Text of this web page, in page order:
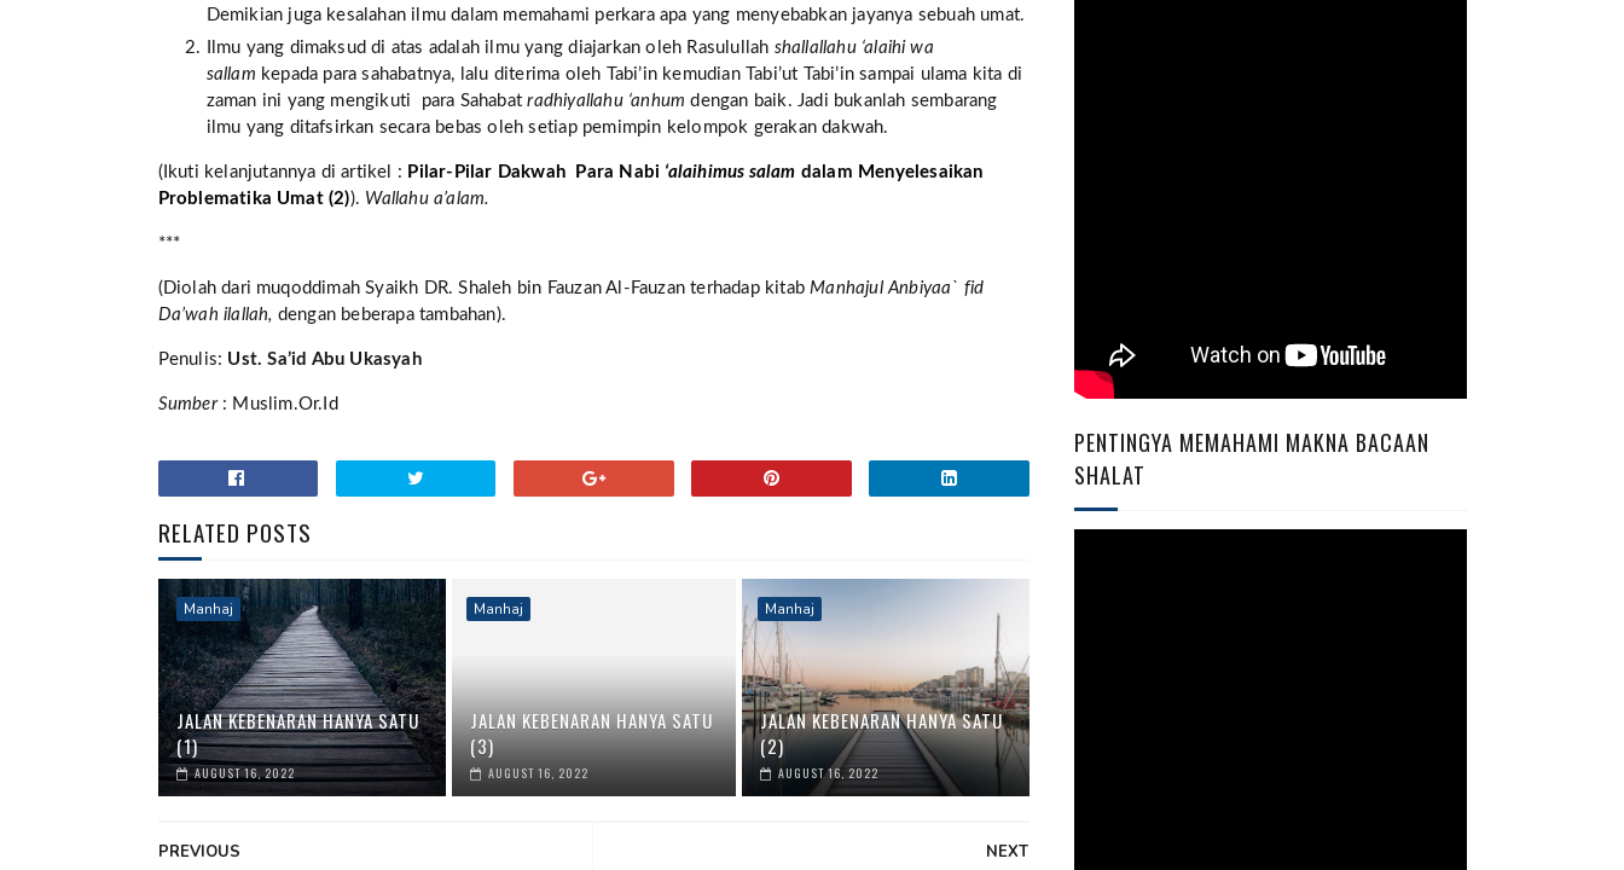
Demikian juga kesalahan ilmu dalam memahami perkara apa yang menyebabkan jayanya sebuah umat.
Ilmu yang dimaksud di atas adalah ilmu yang diajarkan oleh Rasulullah shallallahu ‘alaihi wa
sallam kepada para sahabatnya, lalu diterima oleh Tabi’in kemudian Tabi’ut Tabi’in sampai ulama kita di
zaman ini yang mengikuti para Sahabatradhiyallahu ‘anhumdengan baik. Jadi bukanlah sembarang
ilmu yang ditafsirkan secara bebas oleh setiap pemimpin kelompok gerakan dakwah.
(Ikuti kelanjutannya di artikel : Pilar-Pilar Dakwah Para Nabi ‘alaihimus salam dalam Menyelesaikan
Problematika Umat (2)). Wallahu a’alam.
***
(Diolah dari muqoddimah Syaikh DR. Shaleh bin Fauzan Al-Fauzan terhadap kitabManhajul Anbiyaa` fid
Da’wah ilallah, dengan beberapa tambahan).
Penulis: Ust. Sa’id Abu Ukasyah
Sumber : Muslim.Or.Id
RELATED POSTS
Manhaj
JALAN KEBENARAN HANYA SATU
(1)
AUGUST 16, 2022
Manhaj
JALAN KEBENARAN HANYA SATU
(3)
AUGUST 16, 2022
Manhaj
JALAN KEBENARAN HANYA SATU
(2)
AUGUST 16, 2022
NEXT
PREVIOUS
PENTINGYA MEMAHAMI MAKNA BACAAN
SHALAT